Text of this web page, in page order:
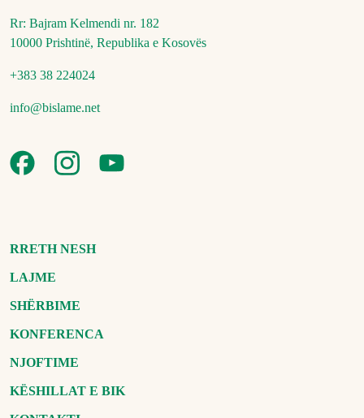
Rr: Bajram Kelmendi nr. 182
10000 Prishtinë, Republika e Kosovës
+383 38 224024
info@bislame.net
RRETH NESH
LAJME
SHËRBIME
KONFERENCA
NJOFTIME
KËSHILLAT E BIK